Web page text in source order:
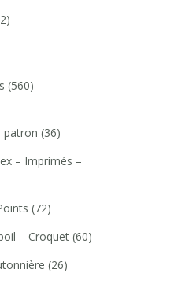
(560)
patron (36)
– Imprimés –
(72)
– Croquet (60)
(26)